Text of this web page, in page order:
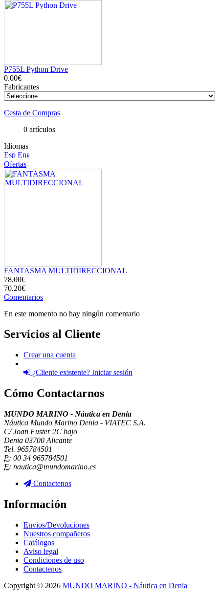
P755L Python Drive
0.00€
Fabricantes
Cesta de Compras
0 artículos
Idiomas
Ofertas
FANTASMA MULTIDIRECCIONAL
78.00€
70.20€
Comentarios
En este momento no hay ningún comentario
Servicios al Cliente
Crear una cuenta
¿Cliente existente? Iniciar sesión
Cómo Contactarnos
MUNDO MARINO - Náutica en Denia
Náutica Mundo Marino Denia - VIATEC S.A.
C/ Joan Fuster 2C bajo
Denia 03700 Alicante
Tel. 965784501
P: 00 34 965784501
E: nautica@mundomarino.es
Contactenos
Información
Envios/Devoluciones
Nuestros compañeros
Catálogos
Aviso legal
Condiciones de uso
Contactenos
Copyright © 2026 MUNDO MARINO - Náutica en Denia